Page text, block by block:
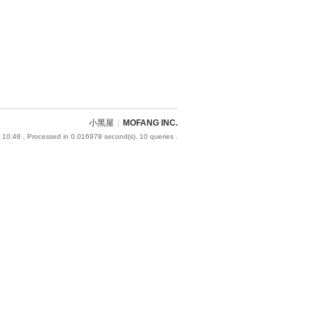
小黑屋 MOFANG INC.
10:48 , Processed in 0.016979 second(s), 10 queries .